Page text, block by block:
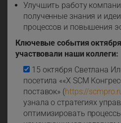
Улучшить работу
полученные знания и
процессов и повышения
Ключевые события
участвовали наши коллеги:
15 октября Светлана
посетила ««X SCM
поставок» (https://
узнала о стратегиях
оптимизировать